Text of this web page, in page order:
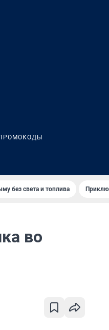
без света и топлива
во